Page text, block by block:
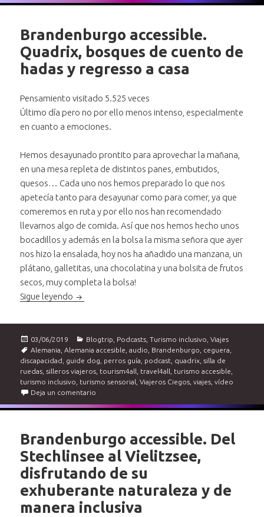
Brandenburgo accessible.
Quadrix, bosques de cuento de
hadas y regresso a casa
Pensamiento visitado 5.525 veces
Último día pero no por ello menos intenso, especialmente
en cuanto a emociones.
Hemos desayunado prontito para aprovechar la mañana,
en una mesa repleta de distintos panes, embutidos,
quesos… Cada uno nos hemos preparado lo que nos
apetecía tanto para desayunar como para comer, ya que
comeremos en ruta y por ello nos han recomendado
llevarnos algo de comida. Así que nos hemos hecho unos
bocadillos y además en la bolsa la misma señora que ayer
nos hizo la ensalada, hoy nos ha añadido una manzana, un
plátano, galletitas, una chocolatina y una bolsita de frutos
secos, muy completa la bolsa!
Sigue leyendo Brandenburgo accessible. Quadrix, bosques de
Publicado
el
03/06/2019 Categorías
Blogtrip Podcasts ,Turismo inclusivo ,Viajes
Etiquetas
Alemania Alemania accesible ,audio Brandenburgo ceguera
discapacidad
guide dog perros guía podcast quadrix ,silla de
ruedas ,silleros viajeros tourism4all travel4all turismo accesible
turismo inclusivo
turismo sensorial ,Viajeros Ciegos ,viajes ,vídeo
Deja un comentario
Brandenburgo accessible. Del
Stechlinsee al Vielitzsee,
disfrutando de su
exhuberante naturaleza y de
manera inclusiva